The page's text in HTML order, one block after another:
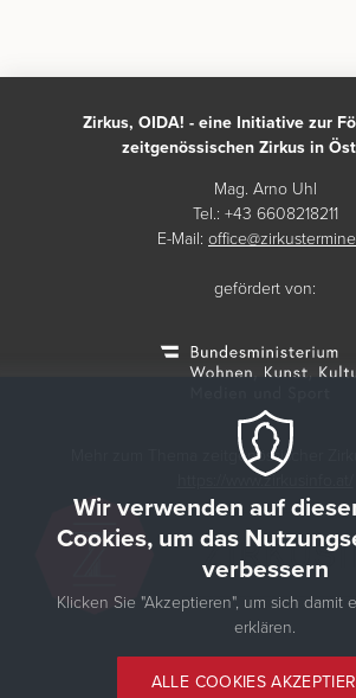
Zirkus, OIDA! - eine Initiative zur
zeitgenössischen Zirkus in
Mag. Arno Uhl
Tel.: +43 6608218211
E-Mail:
gefördert von:
Mehr zum Thema zeitgenössischer
https://www.zirkusinfo.at/
Wir verwenden auf
Cookies, um das
verbessern
Klicken Sie "Akzeptieren", um sich damit
erklären.
ALLE COOKIES